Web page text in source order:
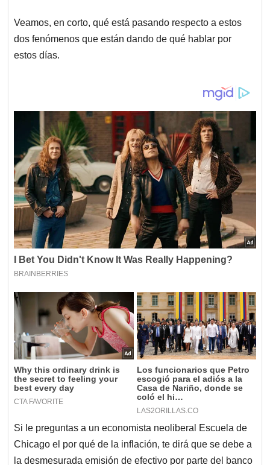
Veamos, en corto, qué está pasando respecto a estos
dos fenómenos que están dando de qué hablar por
estos días.
Si le preguntas a un economista neoliberal Escuela de
Chicago el por qué de la inflación, te dirá que se debe a
la desmesurada emisión de efectivo por parte del banco